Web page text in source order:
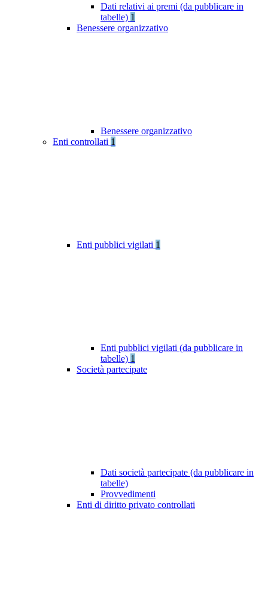
Dati relativi ai premi (da pubblicare in
tabelle) 1
Benessere organizzativo
Benessere organizzativo
Enti controllati 1
Enti pubblici vigilati 1
Enti pubblici vigilati (da pubblicare in
tabelle) 1
Società partecipate
Dati società partecipate (da pubblicare in
tabelle)
Provvedimenti
Enti di diritto privato controllati